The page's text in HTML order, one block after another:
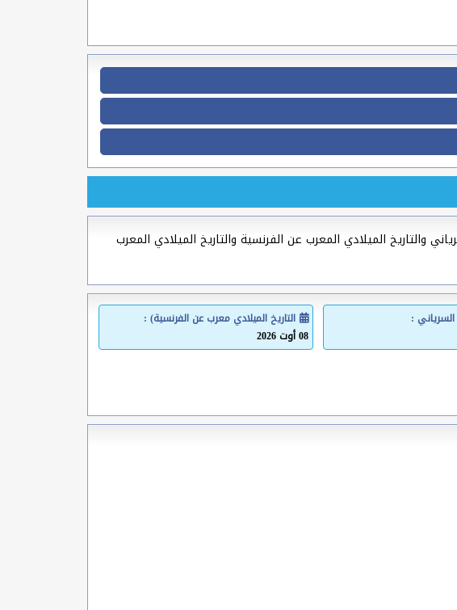
والتاريخ الميلادي المعرب عن الفرنسية والتاريخ الميلادي المعرب
السرياني :
التاريخ الميلادي معرب عن الفرنسية) :
08 أوت 2026